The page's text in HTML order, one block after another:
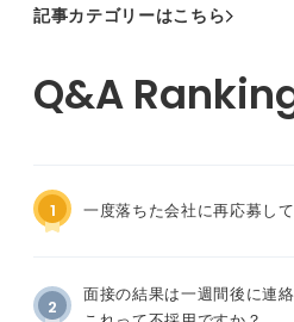
記事カテゴリーはこちら
1 一度落ちた会社に再応募し
2
面接の結果は一週間後に連